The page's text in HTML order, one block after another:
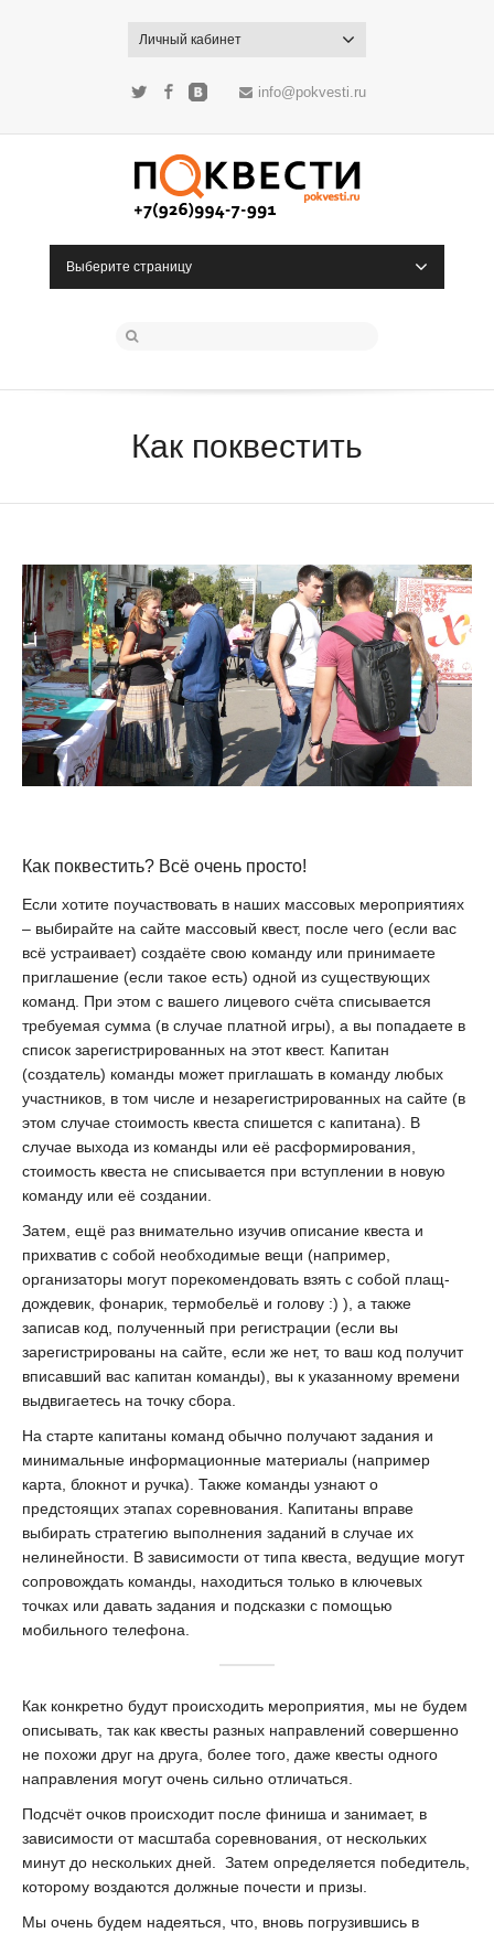
Личный кабинет
Twitter FacebookВКонтактеinfo@pokvesti.ru
Выберите страницу
Как поквестить
Как поквестить? Всё очень просто!
Если хотите поучаствовать в наших массовых мероприятиях
– выбирайте на сайте массовый квест, после чего (если вас
всё устраивает) создаёте свою команду или принимаете
приглашение (если такое есть) одной из существующих
команд. При этом с вашего лицевого счёта списывается
требуемая сумма (в случае платной игры), а вы попадаете в
список зарегистрированных на этот квест. Капитан
(создатель) команды может приглашать в команду любых
участников, в том числе и незарегистрированных на сайте (в
этом случае стоимость квеста спишется с капитана). В
случае выхода из команды или её расформирования,
стоимость квеста не списывается при вступлении в новую
команду или её создании.
Затем, ещё раз внимательно изучив описание квеста и
прихватив с собой необходимые вещи (например,
организаторы могут порекомендовать взять с собой плащ-
дождевик, фонарик, термобельё и голову :) ), а также
записав код, полученный при регистрации (если вы
зарегистрированы на сайте, если же нет, то ваш код получит
вписавший вас капитан команды), вы к указанному времени
выдвигаетесь на точку сбора.
На старте капитаны команд обычно получают задания и
минимальные информационные материалы (например
карта, блокнот и ручка). Также команды узнают о
предстоящих этапах соревнования. Капитаны вправе
выбирать стратегию выполнения заданий в случае их
нелинейности. В зависимости от типа квеста, ведущие могут
сопровождать команды, находиться только в ключевых
точках или давать задания и подсказки с помощью
мобильного телефона.
Как конкретно будут происходить мероприятия, мы не будем
описывать, так как квесты разных направлений совершенно
не похожи друг на друга, более того, даже квесты одного
направления могут очень сильно отличаться.
Подсчёт очков происходит после финиша и занимает, в
зависимости от масштаба соревнования, от нескольких
минут до нескольких дней. Затем определяется победитель,
которому воздаются должные почести и призы.
Мы очень будем надеяться, что, вновь погрузившись в